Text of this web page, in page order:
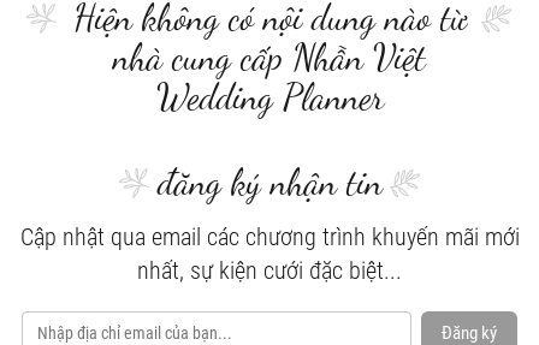
Hiện không có nội dung nào từ
nhà cung cấp Nhẫn Việt
Wedding Planner
đăng ký nhận tin
Cập nhật qua email các chương trình khuyến mãi mới
nhất, sự kiện cưới đặc biệt...
Đăng ký